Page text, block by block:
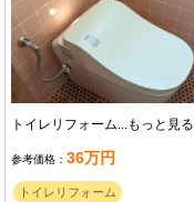
トイレリフォーム...もっと見る
参考価格：36万円
トイレリフォーム